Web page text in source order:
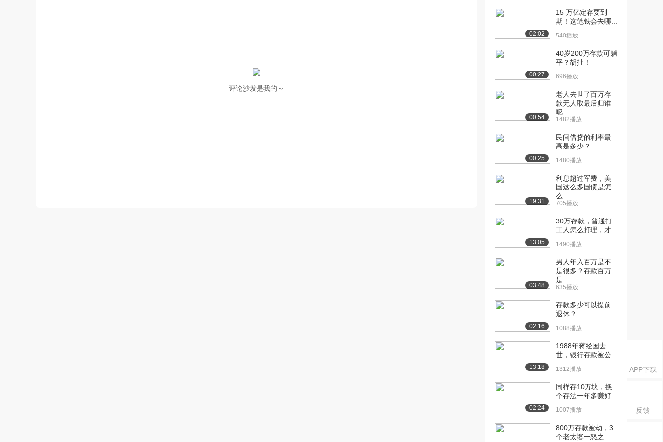
APP下载
反馈
评论沙发是我的～
24.8万播放
09:20
[14] 房价上涨谜团第2部分 08:54
20.3万播放
[16] 房价上涨谜团第4部分
18.6万播放
[17] 买公司的股票是什么
14:04
[18] 债券和股票 09:20
20.5万播放
17.7万播放
[21] 卖空是坏事吗？ 13:54
18.2万播放
[24] 资本收益率
17.2万播放
[25] 信用违约互换介绍 03:19
15.6万播放
[27] 债务抵押债券概况
07:56
02:02
15 万亿定存要到
期！这笔钱会去哪...
540播放
00:27
40岁200万存款可躺
平？胡扯！
696播放
00:54
老人去世了百万存
款无人取最后归谁
呢...
1482播放
00:25
民间借贷的利率最
高是多少？
1480播放
19:31
利息超过军费，美
国这么多国债是怎
么...
705播放
13:05
30万存款，普通打
工人怎么打理，才...
1490播放
03:48
男人年入百万是不
是很多？存款百万
是...
635播放
02:16
存款多少可以提前
退休？
1088播放
13:18
1988年蒋经国去
世，银行存款被公...
1312播放
02:24
同样存10万块，换
个存法一年多赚好...
1007播放
800万存款被劫，3
个老太婆一怒之...